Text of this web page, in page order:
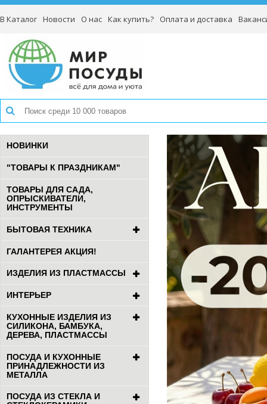
В Каталог Новости О нас Как купить? Оплата и доставка
НОВИНКИ
"ТОВАРЫ К ПРАЗДНИКАМ"
ТОВАРЫ ДЛЯ САДА,
ОПРЫСКИВАТЕЛИ,
ИНСТРУМЕНТЫ
БЫТОВАЯ ТЕХНИКА
ГАЛАНТЕРЕЯ АКЦИЯ!
ИЗДЕЛИЯ ИЗ ПЛАСТМАССЫ
ИНТЕРЬЕР
КУХОННЫЕ ИЗДЕЛИЯ ИЗ
СИЛИКОНА, БАМБУКА,
ДЕРЕВА, ПЛАСТМАССЫ
ПОСУДА И КУХОННЫЕ
ПРИНАДЛЕЖНОСТИ ИЗ
МЕТАЛЛА
ПОСУДА ИЗ СТЕКЛА И